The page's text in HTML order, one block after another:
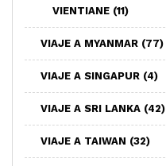
VIENTIANE (11)
VIAJE A MYANMAR (77)
VIAJE A SINGAPUR (4)
VIAJE A SRI LANKA (42)
VIAJE A TAIWAN (32)